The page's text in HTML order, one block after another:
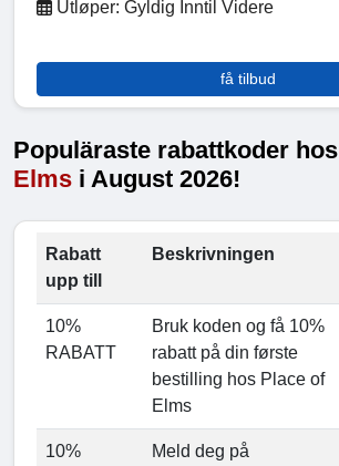
Utløper: Gyldig Inntil Videre
få tilbud
Populäraste rabattkoder hos
Elms i August 2026!
Rabatt
upp till
Beskrivningen
10%
RABATT
Bruk koden og få 10%
rabatt på din første
bestilling hos Place of
Elms
10%
Meld deg på